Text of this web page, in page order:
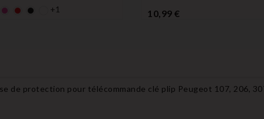
roserougeNoir +1 10,99 €
de protection pour télécommande clé plip Peugeot 107, 206,